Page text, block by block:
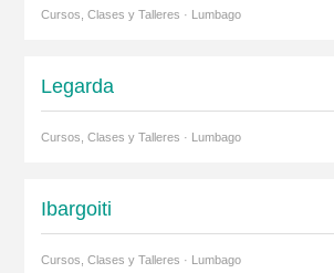
Cursos, Clases y Talleres · Lumbago
Legarda
Cursos, Clases y Talleres · Lumbago
Ibargoiti
Cursos, Clases y Talleres · Lumbago